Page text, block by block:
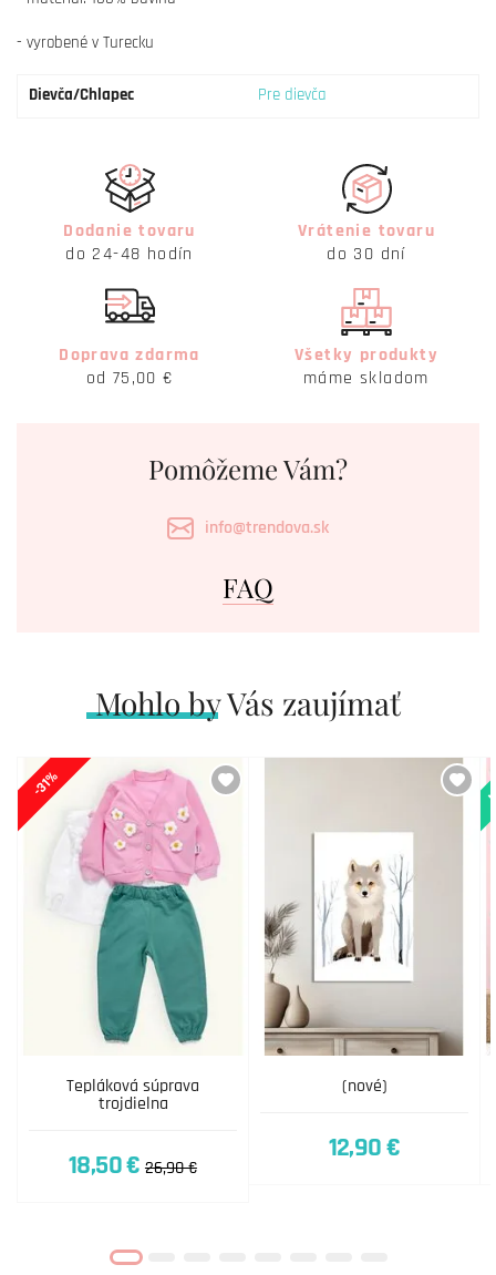
- vyrobené v Turecku
Dievča/Chlapec Pre dievča
Dodanie tovaru
do 24-48 hodín
Vrátenie tovaru
do 30 dní
Doprava zdarma
od 75,00 €
Všetky produkty
máme skladom
Pomôžeme Vám?
info@trendova.sk
FAQ
Mohlo by Vás zaujímať
Tepláková súprava
trojdielna
-31%
18,50 € 26,90 €
(nové)
12,90 €